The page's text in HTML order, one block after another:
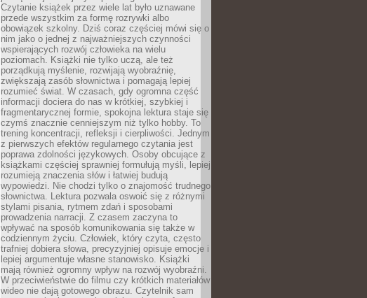
Czytanie książek przez wiele lat było uznawane
przede wszystkim za formę rozrywki albo
obowiązek szkolny. Dziś coraz częściej mówi się o
nim jako o jednej z najważniejszych czynności
wspierających rozwój człowieka na wielu
poziomach. Książki nie tylko uczą, ale też
porządkują myślenie, rozwijają wyobraźnię,
zwiększają zasób słownictwa i pomagają lepiej
rozumieć świat. W czasach, gdy ogromna część
informacji dociera do nas w krótkiej, szybkiej i
fragmentarycznej formie, spokojna lektura staje się
czymś znacznie cenniejszym niż tylko hobby. To
trening koncentracji, refleksji i cierpliwości. Jednym
z pierwszych efektów regularnego czytania jest
poprawa zdolności językowych. Osoby obcujące z
książkami częściej sprawniej formułują myśli, lepiej
rozumieją znaczenia słów i łatwiej budują
wypowiedzi. Nie chodzi tylko o znajomość trudnego
słownictwa. Lektura pozwala oswoić się z różnymi
stylami pisania, rytmem zdań i sposobami
prowadzenia narracji. Z czasem zaczyna to
wpływać na sposób komunikowania się także w
codziennym życiu. Człowiek, który czyta, często
trafniej dobiera słowa, precyzyjniej opisuje emocje i
lepiej argumentuje własne stanowisko. Książki
mają również ogromny wpływ na rozwój wyobraźni.
W przeciwieństwie do filmu czy krótkich materiałów
wideo nie dają gotowego obrazu. Czytelnik sam